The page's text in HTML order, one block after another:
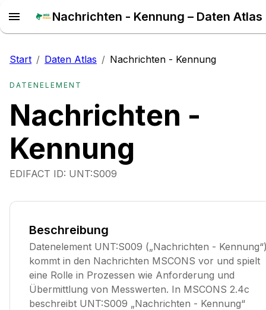
Nachrichten - Kennung – Daten Atlas
Start / Daten Atlas / Nachrichten - Kennung
DATENELEMENT
Nachrichten -
Kennung
EDIFACT ID: UNT:S009
Beschreibung
Datenelement UNT:S009 („Nachrichten -
kommt in den Nachrichten MSCONS vor und spielt
eine Rolle in Prozessen wie Anforderung und
Übermittlung von Messwerten. In MSCONS 2.4c
beschreibt UNT:S009 „Nachrichten - Kennung“